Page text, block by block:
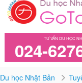
TƯ VẤN DU HỌC
024-
Du học Nhật Bản